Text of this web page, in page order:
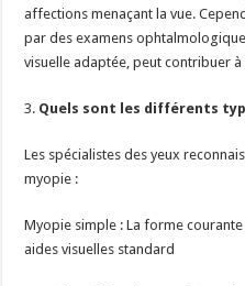
affections menaçant la vue.
par des examens
visuelle adaptée, peut contribuer
3. Quels sont les différents
Les spécialistes des yeux
myopie :
Myopie simple : La forme
aides visuelles standard